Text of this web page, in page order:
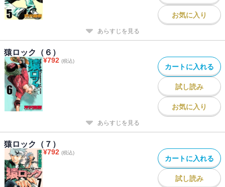
お気に入り
あらすじを見る
猿ロック（６）
¥792 (税込)
カートに入れる
試し読み
お気に入り
あらすじを見る
猿ロック（７）
¥792 (税込)
カートに入れる
試し読み